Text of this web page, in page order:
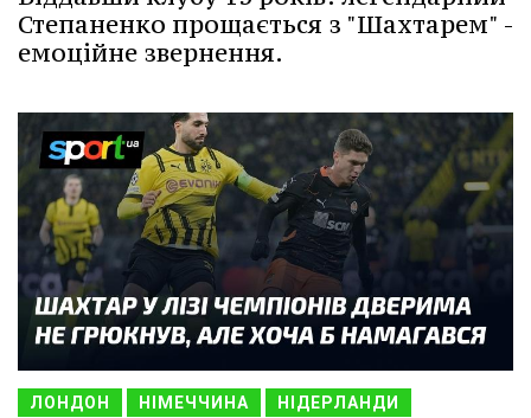
Степаненко прощається з "Шахтарем" -
емоційне звернення.
ЛОНДОН НІМЕЧЧИНА НІДЕРЛАНДИ